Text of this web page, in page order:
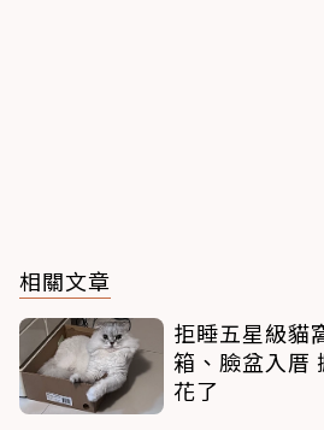
相關文章
拒睡五星級貓
箱、臉盆入厝
花了